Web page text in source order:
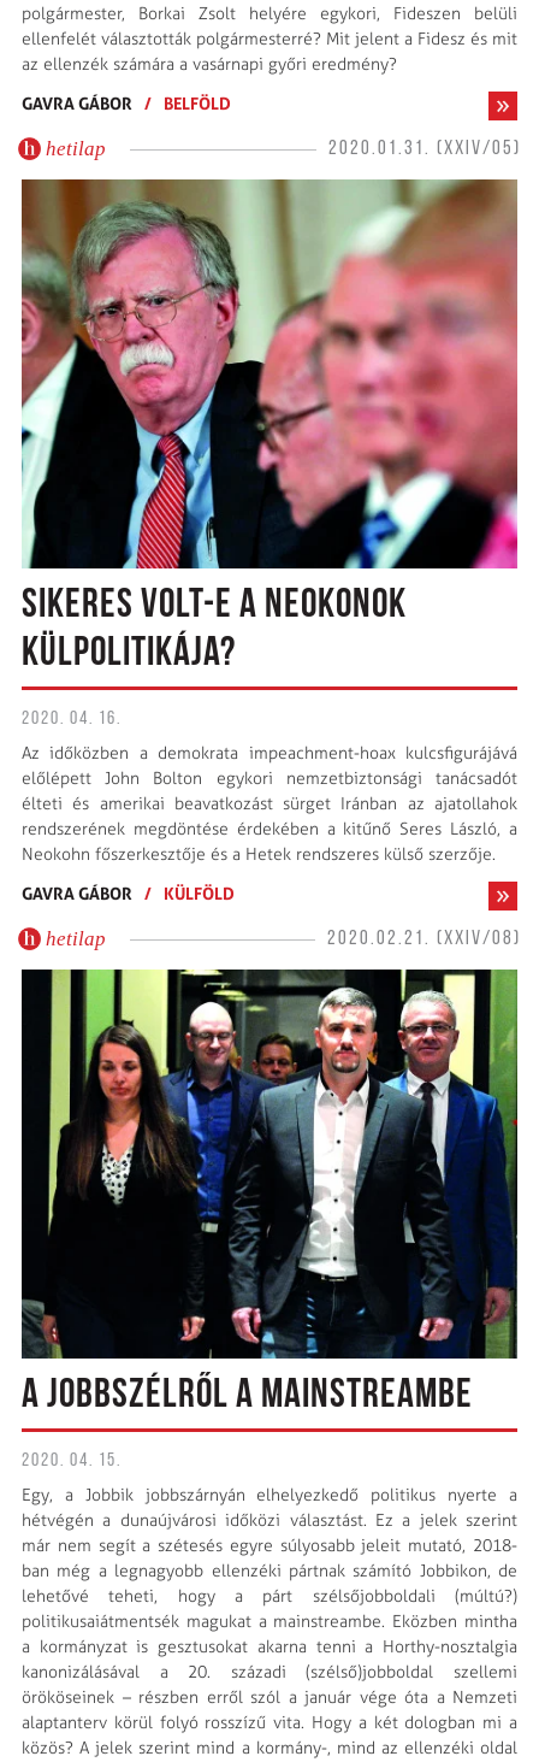
polgármester, Borkai Zsolt helyére egykori, Fideszen belüli
ellenfelét választották polgármesterré? Mit jelent a Fidesz és mit
az ellenzék számára a vasárnapi győri eredmény?
GAVRA GÁBOR
/ BELFÖLD
hetilap 2020.01.31. (XXIV/05)
SIKERES VOLT-E A NEOKONOK
KÜLPOLITIKÁJA?
2020. 04. 16.
Az időközben a demokrata impeachment-hoax kulcsfigurájává
előlépett John Bolton egykori nemzetbiztonsági tanácsadót
élteti és amerikai beavatkozást sürget Iránban az ajatollahok
rendszerének megdöntése érdekében a kitűnő Seres László, a
Neokohn főszerkesztője és a Hetek rendszeres külső szerzője.
GAVRA GÁBOR
/ KÜLFÖLD
hetilap 2020.02.21. (XXIV/08)
A JOBBSZÉLRŐL A MAINSTREAMBE
2020. 04. 15.
Egy, a Jobbik jobbszárnyán elhelyezkedő politikus nyerte a
hétvégén a duna­újvárosi időközi választást. Ez a jelek szerint
már nem segít a szétesés egyre súlyosabb jeleit mutató, 2018-
ban még a legnagyobb ellenzéki pártnak számító Jobbikon, de
lehetővé teheti, hogy a párt szélsőjobboldali (múltú?)
politikusaiátmentsék magukat a mainstreambe. Eközben mintha
a kormányzat is gesztusokat akarna tenni a Horthy-nosztalgia
kanonizálásával a 20. századi (szélső)jobboldal szellemi
örököseinek – részben erről szól a január vége óta a Nemzeti
alaptanterv körül folyó rosszízű vita. Hogy a két dologban mi a
közös? A jelek szerint mind a kormány-, mind az ellenzéki oldal